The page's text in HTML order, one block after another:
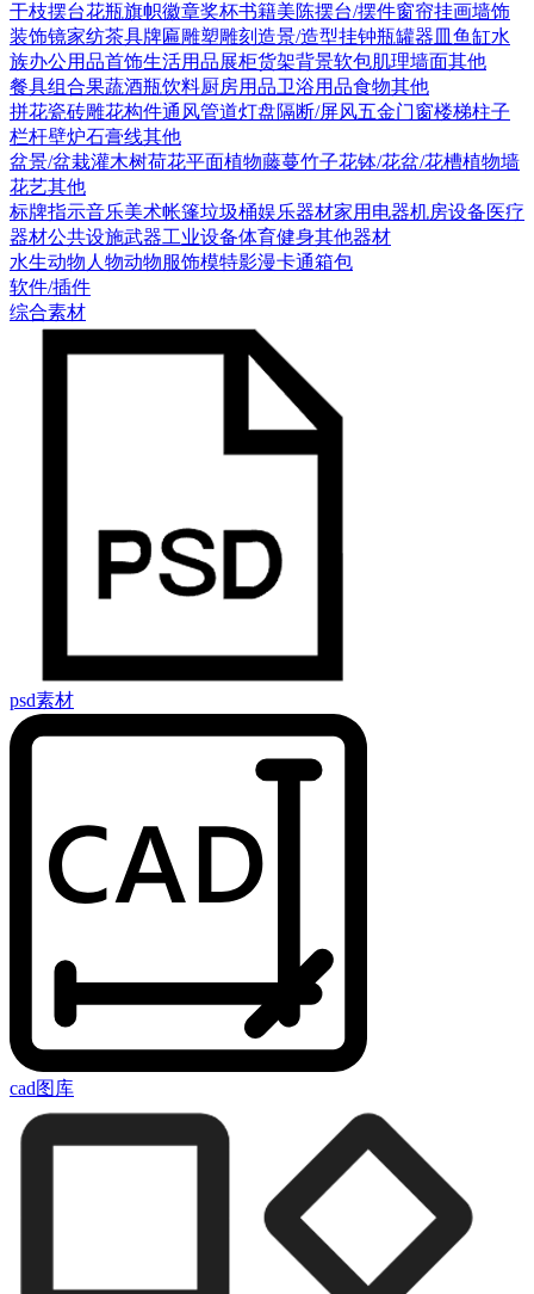
干枝摆台花瓶旗帜徽章奖杯书籍美陈摆台/摆件窗帘挂画墙饰
装饰镜家纺茶具牌匾雕塑雕刻 造景/造型挂钟瓶罐器皿 鱼缸水
族办公用品首饰生活用品展柜货架背景软包肌理墙面其他
餐具组合果蔬酒瓶饮料厨房用品卫浴用品食物其他
拼花瓷砖雕花构件通风管道灯盘隔断/屏风五金门窗楼梯柱子
栏杆壁炉石膏线其他
盆景/盆栽灌木树荷花平面植物藤蔓竹子花钵/花盆/花槽植物墙
花艺其他
标牌指示音乐美术帐篷垃圾桶娱乐器材家用电器机房设备医疗
器材公共设施武器工业设备体育健身其他器材
水生动物 人物动物服饰模特影漫卡通箱包
软件/插件
综合素材
psd素材
cad图库